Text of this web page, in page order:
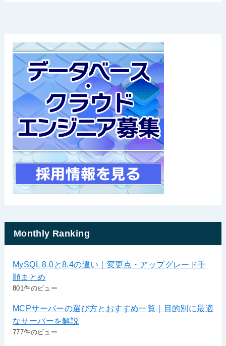
Monthly Ranking
MySQL 8.0と8.4の違い｜変更点・アップグレード手
順まとめ
801件のビュー
MCPサーバーの選び方とおすすめ一覧｜目的別に最適
なサーバーを解説
777件のビュー